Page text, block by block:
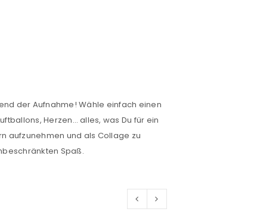
der Aufnahme! Wähle einfach einen
Herzen… alles, was Du für ein
aufzunehmen und als Collage zu
Spaß.